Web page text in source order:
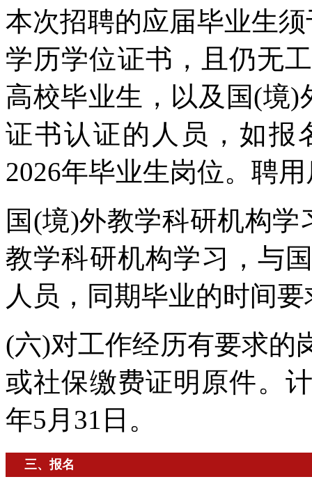
本次招聘的应届毕业生
学历学位证书，且仍无
高校毕业生，以及国(境
证书认证的人员，如报
2026年毕业生岗位。聘
国(境)外教学科研机构
教学科研机构学习，与
人员，同期毕业的时间
(六)对工作经历有要求的
或社保缴费证明原件。
年5月31日。
三、报名